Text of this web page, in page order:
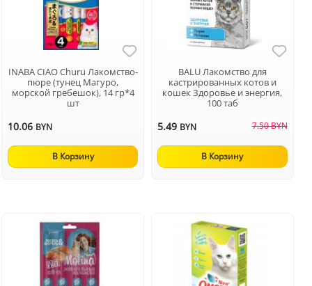
INABA CIAO Churu Лакомство-
пюре (тунец Магуро,
морской гребешок), 14 гр*4
шт
10.06 BYN
В Корзину
BALU Лакомство для
кастрированных котов и
кошек Здоровье и энергия,
100 таб
5.49 BYN 7.50 BYN
В Корзину